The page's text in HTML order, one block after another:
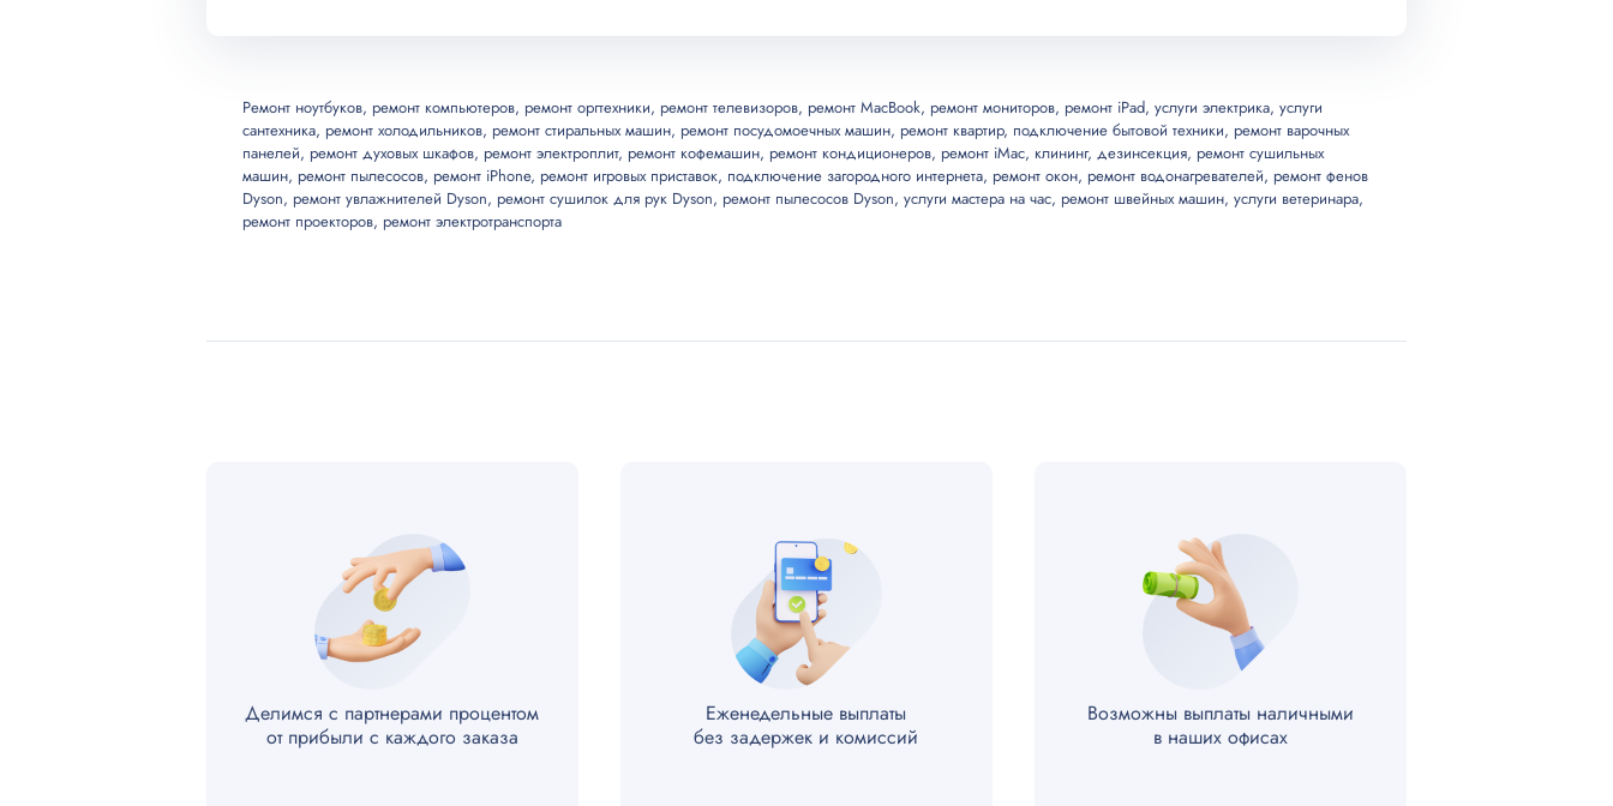
Ремонт ноутбуков, ремонт компьютеров, ремонт оргтехники, ремонт телевизоров, ремонт MacBook, ремонт мониторов, ремонт iPad, услуги электрика, услуги
сантехника, ремонт холодильников, ремонт стиральных машин, ремонт посудомоечных машин, ремонт квартир, подключение бытовой техники, ремонт варочных
панелей, ремонт духовых шкафов, ремонт электроплит, ремонт кофемашин, ремонт кондиционеров, ремонт iMac, клининг, дезинсекция, ремонт сушильных
машин, ремонт пылесосов, ремонт iPhone, ремонт игровых приставок, подключение загородного интернета, ремонт окон, ремонт водонагревателей, ремонт фенов
Dyson, ремонт увлажнителей Dyson, ремонт сушилок для рук Dyson, ремонт пылесосов Dyson, услуги мастера на час, ремонт швейных машин, услуги ветеринара,
ремонт проекторов, ремонт электротранспорта
Делимся с партнерами процентом
от прибыли с каждого заказа
Еженедельные выплаты
без задержек и комиссий
Возможны выплаты наличными
в наших офисах